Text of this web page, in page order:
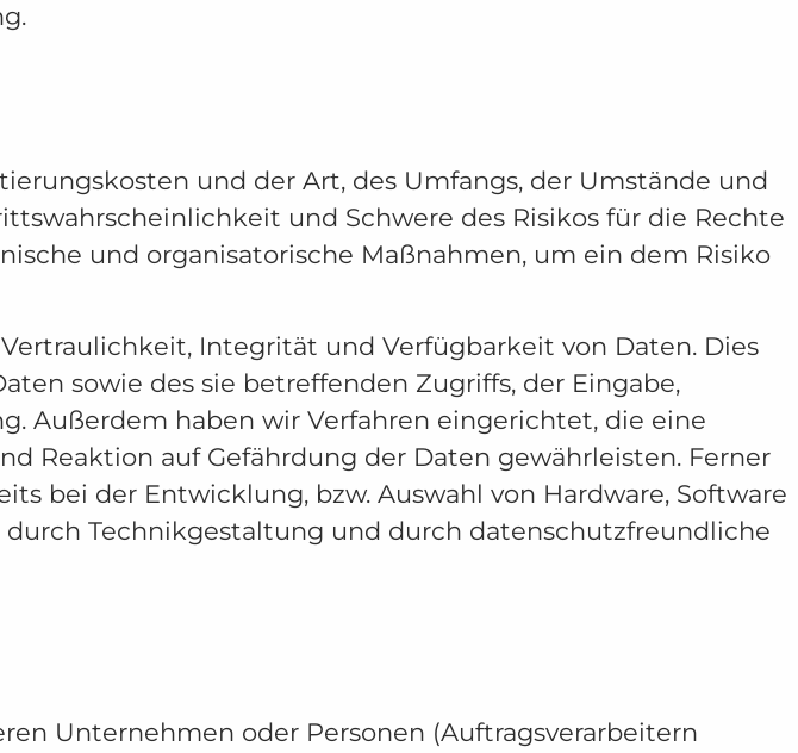
und der Art, des Umfangs, der Umstände und
und Schwere des Risikos für die Rechte
und organisatorische Maßnahmen, um ein dem Risiko
Integrität und Verfügbarkeit von Daten. Dies
sowie des sie betreffenden Zugriffs, der Eingabe,
Außerdem haben wir Verfahren eingerichtet, die eine
Reaktion auf Gefährdung der Daten gewährleisten. Ferner
bei der Entwicklung, bzw. Auswahl von Hardware, Software
Technikgestaltung und durch datenschutzfreundliche
Unternehmen oder Personen (Auftragsverarbeitern